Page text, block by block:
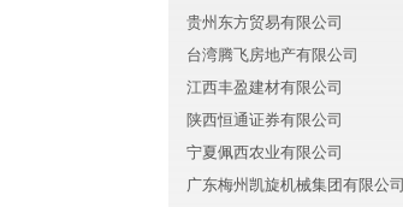
贵州东方贸易有限公司
台湾腾飞房地产有限公司
江西丰盈建材有限公司
陕西恒通证券有限公司
宁夏佩西农业有限公司
广东梅州凯旋机械集团有限公司